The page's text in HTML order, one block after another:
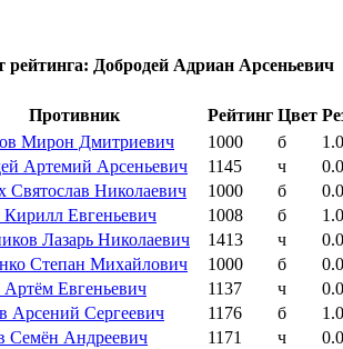
рейтинга: Добродей Адриан Арсеньевич
Противник Рейтинг Цвет
Мирон Дмитриевич 1000 б
1.0
Артемий Арсеньевич 1145 ч
0.0
Святослав Николаевич 1000 б
0.0
Кирилл Евгеньевич 1008 б
1.0
Лазарь Николаевич 1413 ч
0.0
Степан Михайлович 1000 б
0.0
Артём Евгеньевич 1137 ч
0.0
Арсений Сергеевич 1176 б
1.0
Семён Андреевич 1171 ч
0.0